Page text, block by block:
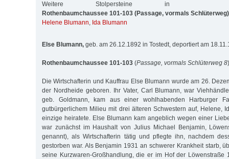
Weitere Stolpersteine in
Rothenbaumchaussee 101-103 (Passage, vormals Schlüterweg)
Helene Blumann, Ida Blumann
Else Blumann, geb. am 26.12.1892 in Tostedt, deportiert am
Rothenbaumchaussee 101-103 (Passage, vormals Schlüterweg 8)
Die Wirtschafterin und Kauffrau Else Blumann wurde am 26.
der Nordheide geboren. Ihr Vater, Carl Blumann, war
geb. Goldmann, kam aus einer wohlhabenden Harburger
gutbürgerlichem Milieu mit drei älteren Schwestern auf, Helene,
einzige heiratete. Else Blumann kam angeblich wegen einer
war zunächst im Haushalt von Julius Michael Benjamin,
genannt), als Wirtschafterin tätig und pflegte ihn, nachdem
gestorben war. Als Benjamin 1931 an schwerer Krankheit starb,
seine Kurzwaren-Großhandlung, die er im Hof der Löwenstraße